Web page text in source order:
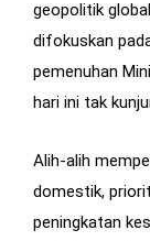
geopolitik
difokuskan
pemenuhan
hari ini tak
Alih-alih
domestik,
peningkatan